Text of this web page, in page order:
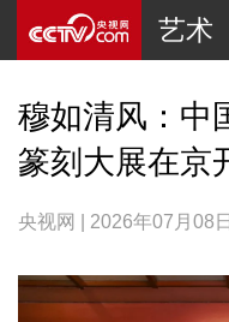
艺术
穆如清风：中
篆刻大展在京
央视网 | 2026年07月08